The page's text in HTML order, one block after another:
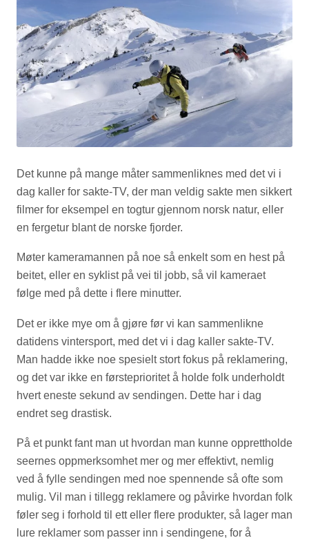
Det kunne på mange måter sammenliknes med det vi i
dag kaller for sakte-TV, der man veldig sakte men sikkert
filmer for eksempel en togtur gjennom norsk natur, eller
en fergetur blant de norske fjorder.
Møter kameramannen på noe så enkelt som en hest på
beitet, eller en syklist på vei til jobb, så vil kameraet
følge med på dette i flere minutter.
Det er ikke mye om å gjøre før vi kan sammenlikne
datidens vintersport, med det vi i dag kaller sakte-TV.
Man hadde ikke noe spesielt stort fokus på reklamering,
og det var ikke en førsteprioritet å holde folk underholdt
hvert eneste sekund av sendingen. Dette har i dag
endret seg drastisk.
På et punkt fant man ut hvordan man kunne opprettholde
seernes oppmerksomhet mer og mer effektivt, nemlig
ved å fylle sendingen med noe spennende så ofte som
mulig. Vil man i tillegg reklamere og påvirke hvordan folk
føler seg i forhold til ett eller flere produkter, så lager man
lure reklamer som passer inn i sendingene, for å